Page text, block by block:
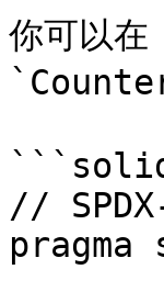
你可以
//